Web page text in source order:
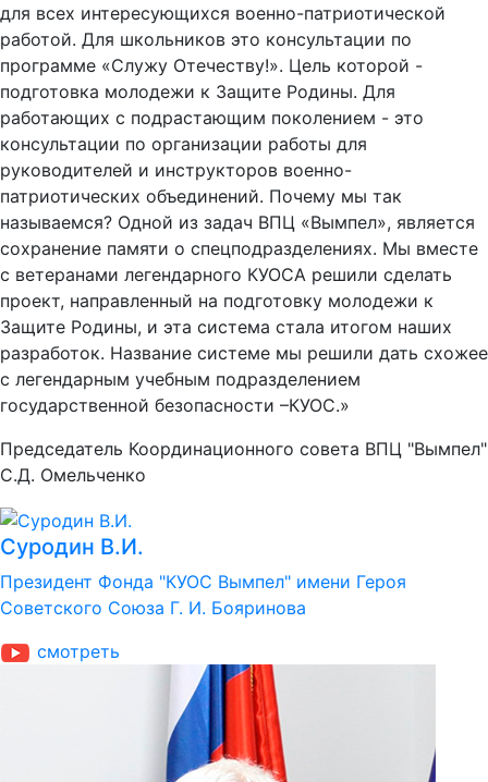
для всех интересующихся военно-патриотической
работой. Для школьников это консультации по
программе «Служу Отечеству!». Цель которой -
подготовка молодежи к Защите Родины. Для
работающих с подрастающим поколением - это
консультации по организации работы для
руководителей и инструкторов военно-
патриотических объединений. Почему мы так
называемся? Одной из задач ВПЦ «Вымпел», является
сохранение памяти о спецподразделениях. Мы вместе
с ветеранами легендарного КУОСА решили сделать
проект, направленный на подготовку молодежи к
Защите Родины, и эта система стала итогом наших
разработок. Название системе мы решили дать схожее
с легендарным учебным подразделением
государственной безопасности –КУОС.»
Председатель Координационного совета ВПЦ "Вымпел"
С.Д. Омельченко
Суродин В.И.
Президент Фонда "КУОС Вымпел" имени Героя
Советского Союза Г. И. Бояринова
cмотреть